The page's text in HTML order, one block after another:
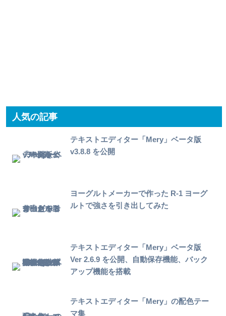
人気の記事
テキストエディター「Mery」ベータ版
v3.8.8 を公開
ヨーグルトメーカーで作った R-1 ヨーグ
ルトで強さを引き出してみた
テキストエディター「Mery」ベータ版
Ver 2.6.9 を公開、自動保存機能、バック
アップ機能を搭載
テキストエディター「Mery」の配色テー
マ集